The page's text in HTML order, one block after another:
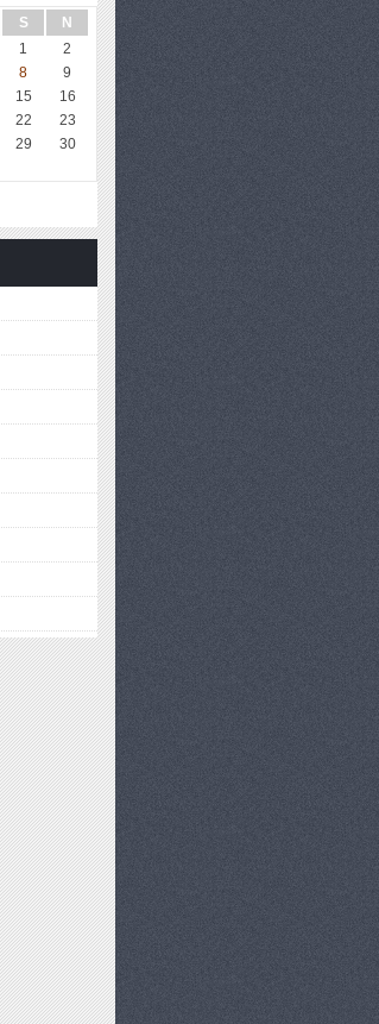
S
N
1
2
8
9
15
16
22
23
29
30